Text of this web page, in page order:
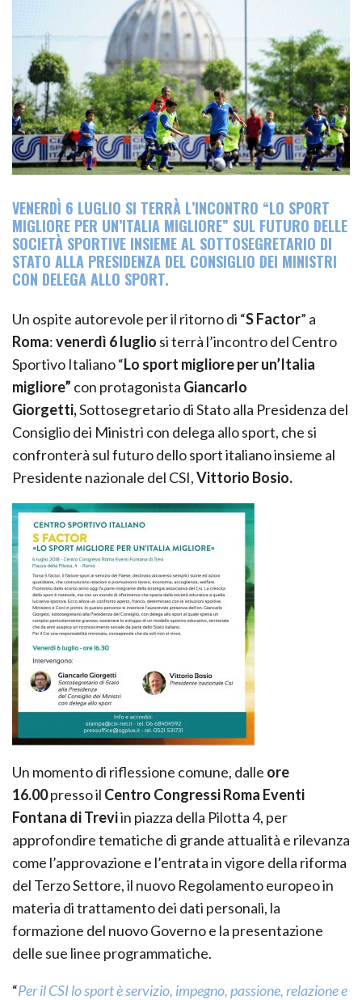
VENERDÌ 6 LUGLIO SI TERRÀ L’INCONTRO “LO SPORT
MIGLIORE PER UN’ITALIA MIGLIORE” SUL FUTURO DELLE
SOCIETÀ SPORTIVE INSIEME AL SOTTOSEGRETARIO DI
STATO ALLA PRESIDENZA DEL CONSIGLIO DEI MINISTRI
CON DELEGA ALLO SPORT.
Un ospite autorevole per il ritorno di “S Factor” a
Roma:venerdì 6 luglio si terrà l’incontro del Centro
Sportivo Italiano “Lo sport migliore per un’Italia
migliore” con protagonista Giancarlo
Giorgetti,Sottosegretario di Stato alla Presidenza del
Consiglio dei Ministri con delega allo sport, che si
confronterà sul futuro dello sport italiano insieme al
Presidente nazionale del CSI,Vittorio Bosio.
Un momento di riflessione comune, dalle ore
16.00presso il Centro Congressi Roma Eventi
Fontana di Treviin piazza della Pilotta 4, per
approfondire tematiche di grande attualità e rilevanza
come l’approvazione e l’entrata in vigore della riforma
del Terzo Settore, il nuovo Regolamento europeo in
materia di trattamento dei dati personali, la
formazione del nuovo Governo e la presentazione
delle sue linee programmatiche.
“Per il CSI lo sport è servizio, impegno, passione, relazione e